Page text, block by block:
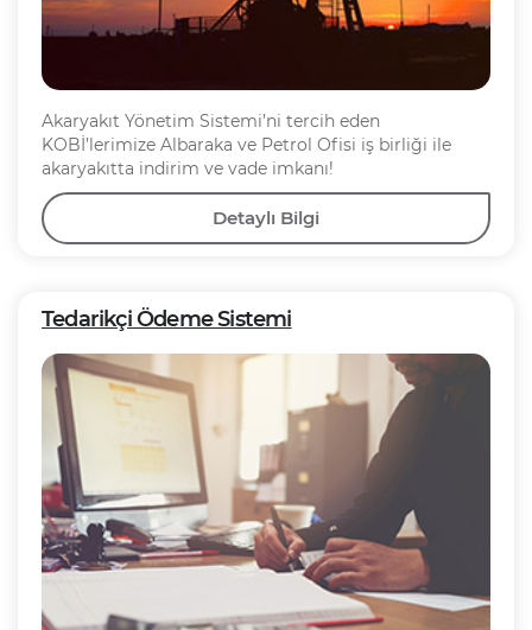
Akaryakıt Yönetim Sistemi’ni tercih eden
KOBİ’lerimize Albaraka ve Petrol Ofisi iş birliği ile
akaryakıtta indirim ve vade imkanı!
Detaylı Bilgi
Tedarikçi Ödeme Sistemi